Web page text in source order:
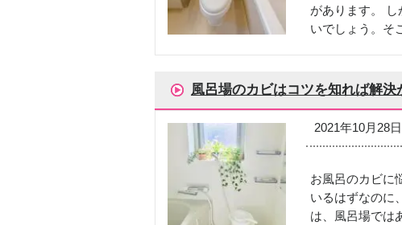
があります。
いでしょう。そ
風呂場のカビはコツを知れば解
2021年10月28日
お風呂のカビに
いるはずなのに
は、風呂場では